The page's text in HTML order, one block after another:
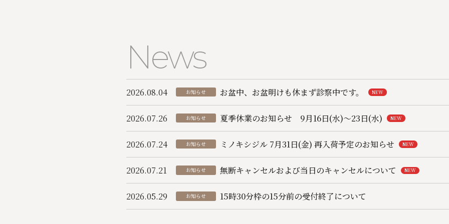
お知らせ
当院の
News
2026.08.04 お知らせ お盆中、お盆明けも休まず診察中です。 NEW
2026.07.26 お知らせ 夏季休業のお知らせ 9月16日(水)〜23日(水) NEW
2026.07.24 お知らせ ミノキシジル 7月31日(金) 再入荷予定のお知らせ NEW
2026.07.21 お知らせ 無断キャンセルおよび当日のキャンセルについて NEW
2026.05.29 お知らせ 15時30分枠の15分前の受付終了について